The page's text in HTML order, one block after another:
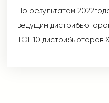
По результатам
ведущим
ТОП10 дистрибьюторов